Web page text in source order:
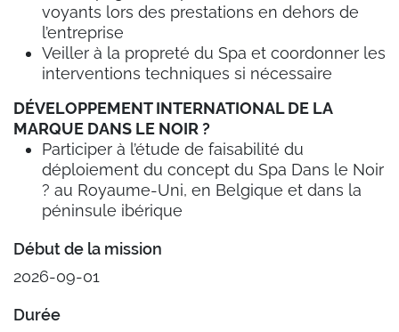
voyants lors des prestations en dehors de
l’entreprise
Veiller à la propreté du Spa et coordonner les
interventions techniques si nécessaire
DÉVELOPPEMENT INTERNATIONAL DE LA
MARQUE DANS LE NOIR ?
Participer à l’étude de faisabilité du
déploiement du concept du Spa Dans le Noir
? au Royaume-Uni, en Belgique et dans la
péninsule ibérique
Début de la mission
2026-09-01
Durée